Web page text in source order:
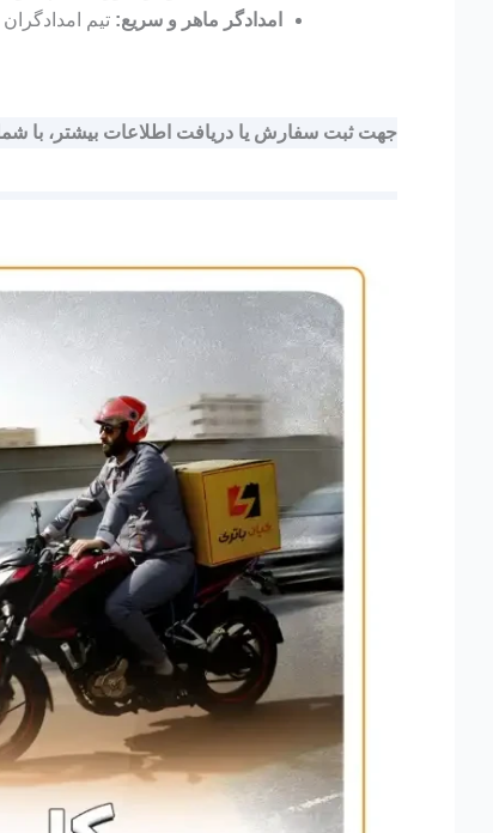
امدادگر ماهر و سریع: تیم
جهت ثبت سفارش یا دریافت اطلاعات بیشتر، با